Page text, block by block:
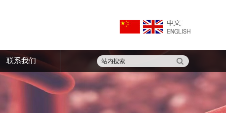
联系我们